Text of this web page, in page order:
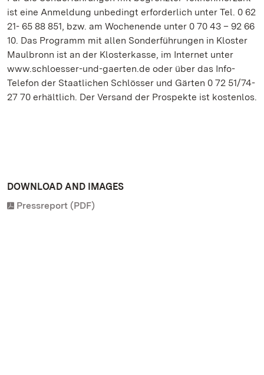
ist eine Anmeldung unbedingt erforderlich unter Tel. 0 62
21- 65 88 851, bzw. am Wochenende unter 0 70 43 – 92 66
10. Das Programm mit allen Sonderführungen in Kloster
Maulbronn ist an der Klosterkasse, im Internet unter
www.schloesser-und-gaerten.de oder über das Info-
Telefon der Staatlichen Schlösser und Gärten 0 72 51/74-
27 70 erhältlich. Der Versand der Prospekte ist kostenlos.
DOWNLOAD AND IMAGES
Pressreport (PDF)